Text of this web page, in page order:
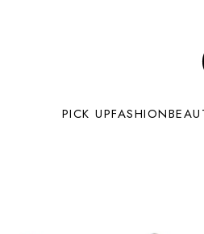
PICK UPFASHION